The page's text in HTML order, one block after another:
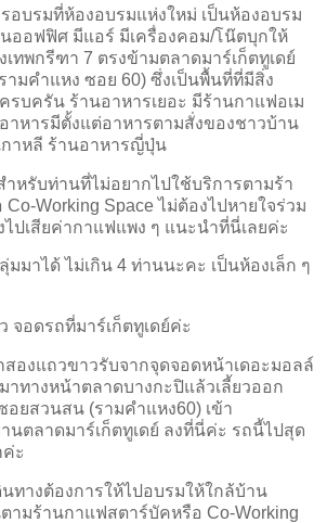
อบรมที่ห้องอบรมแห่งใหม่ เป็นห้องอบรม
นออฟฟิศ มีแอร์ มีเครื่องคอม/โน๊ตบุกให้
ทพกรีฑา 7 ตรงข้ามตลาดมาร์เก็ตทูเดย์
มคำแหง ซอย 60) ซึ่งเป็นพื้นที่ที่มีสิ่ง
รบครัน ร้านอาหารเยอะ มีร้านกาแฟอเม
าหารมีตั้งแต่อาหารตามสั่งของชาวบ้าน
กาหลี ร้านอาหารญี่ปุ่น
หรับท่านที่ไม่อยากไปใช้บริการตามร้า
Working Space ไม่ต้องไปหายใจร่วม
ปเสียค่ากาแฟแพง ๆ แนะนำที่นี่เลยค่ะ
มาได้ ไม่เกิน 4 ท่านนะคะ เป็นห้องเล็ก ๆ
จอดรถที่มาร์เก็ตทูเดย์ค่ะ
สองแถวขาวรับจากจุดจอดหน้าเดอะมอลล์
าทางหน้าตลาดบางกะปิแล้วเลี้ยวออก
ยสวนสน (รามคำแหง60) เข้า
นตลาดมาร์เก็ตทูเดย์ ลงที่นี่ค่ะ รถนี้ไปสุด
ะ
ทางต้องการให้ไปอบรมให้ใกล้บ้าน
ามร้านกาแฟสตาร์บัคหรือ Co-Working